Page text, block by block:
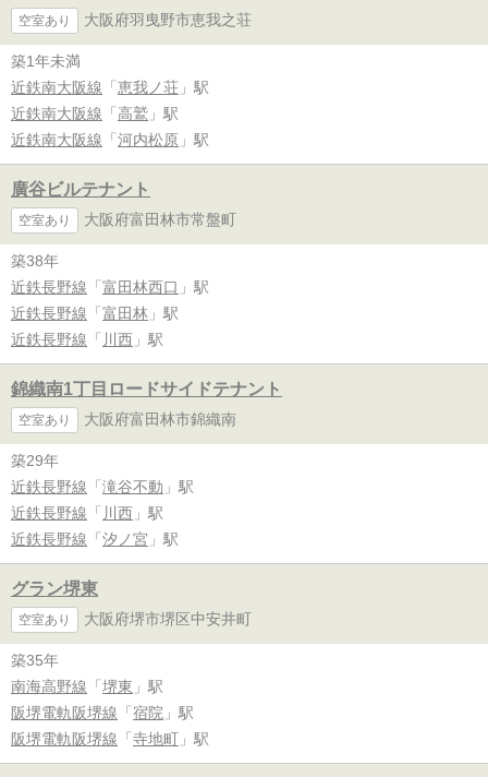
空室あり 大阪府羽曳野市恵我之荘
築1年未満
近鉄南大阪線 「 恵我ノ荘 」駅
近鉄南大阪線 「 高鷲 」駅
近鉄南大阪線 「 河内松原 」駅
廣谷ビルテナント
空室あり 大阪府富田林市常盤町
築38年
近鉄長野線 「 富田林西口 」駅
近鉄長野線 「 富田林 」駅
近鉄長野線 「 川西 」駅
錦織南1丁目ロードサイドテナント
空室あり 大阪府富田林市錦織南
築29年
近鉄長野線 「 滝谷不動 」駅
近鉄長野線 「 川西 」駅
近鉄長野線 「 汐ノ宮 」駅
グラン堺東
空室あり 大阪府堺市堺区中安井町
築35年
南海高野線 「 堺東 」駅
阪堺電軌阪堺線 「 宿院 」駅
阪堺電軌阪堺線 「 寺地町 」駅